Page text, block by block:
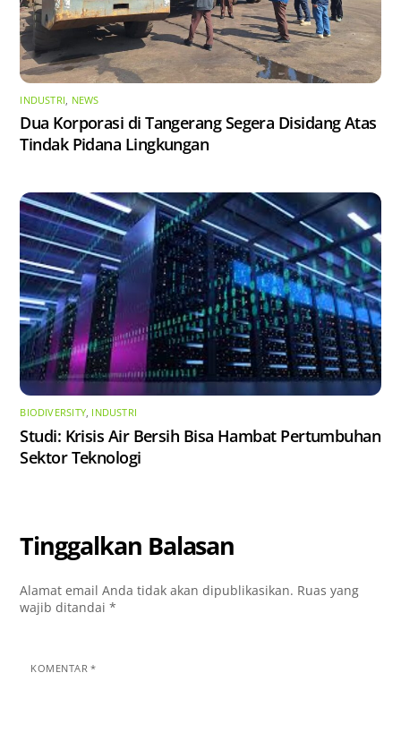
INDUSTRI, NEWS
Dua Korporasi di Tangerang Segera Disidang Atas
Tindak Pidana Lingkungan
BIODIVERSITY, INDUSTRI
Studi: Krisis Air Bersih Bisa Hambat Pertumbuhan
Sektor Teknologi
Tinggalkan Balasan
Alamat email Anda tidak akan dipublikasikan. Ruas yang
wajib ditandai*
KOMENTAR*